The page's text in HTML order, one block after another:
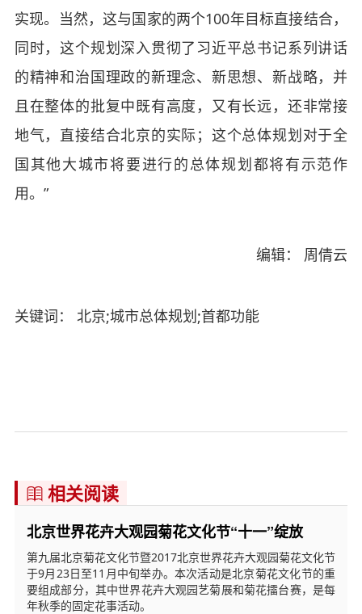
实现。当然，这与国家的两个100年目标直接结合，
同时，这个规划深入贯彻了习近平总书记系列讲话
的精神和治国理政的新理念、新思想、新战略，并
且在整体的批复中既有高度，又有长远，还非常接
地气，直接结合北京的实际；这个总体规划对于全
国其他大城市将要进行的总体规划都将有示范作
用。”
编辑： 周倩云
关键词： 北京;城市总体规划;首都功能
 相关阅读
北京世界花卉大观园菊花文化节“十一”绽放
第九届北京菊花文化节暨2017北京世界花卉大观园菊花文化节
于9月23日至11月中旬举办。本次活动是北京菊花文化节的重
要组成部分，其中世界花卉大观园艺菊展和菊花擂台赛，是每
年秋季的固定花事活动。